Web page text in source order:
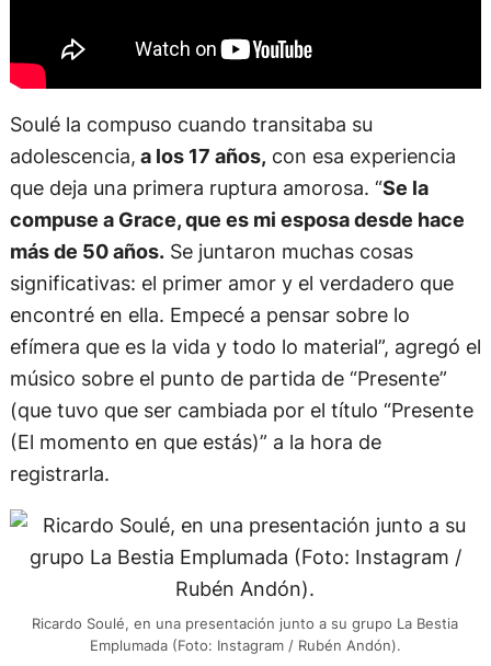
Soulé la compuso cuando transitaba su
adolescencia, a los 17 años, con esa experiencia
que deja una primera ruptura amorosa. “Se la
compuse a Grace, que es mi esposa desde hace
más de 50 años.Se juntaron muchas cosas
significativas: el primer amor y el verdadero que
encontré en ella. Empecé a pensar sobre lo
efímera que es la vida y todo lo material”, agregó el
músico sobre el punto de partida de “Presente”
(que tuvo que ser cambiada por el título “Presente
(El momento en que estás)” a la hora de
registrarla.
Ricardo Soulé, en una presentación junto a su grupo La Bestia
Emplumada (Foto: Instagram / Rubén Andón).